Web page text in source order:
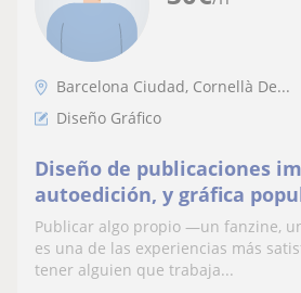
Barcelona Ciudad, Cornellà De...
Diseño Gráfico
Diseño de publicaciones
autoedición, y gráfica
Publicar algo propio —un fanzine,
es una de las experiencias más
tener alguien que trabaja...